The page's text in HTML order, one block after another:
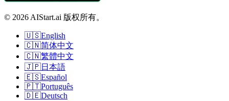
© 2026 AIStart.ai 版权所有。
🇺🇸English
🇨🇳简体中文
🇨🇳繁體中文
🇯🇵日本語
🇪🇸Español
🇵🇹Português
🇩🇪Deutsch